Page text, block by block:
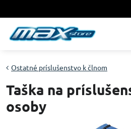
Ostatné príslušenstvo k člnom
Taška na
osoby